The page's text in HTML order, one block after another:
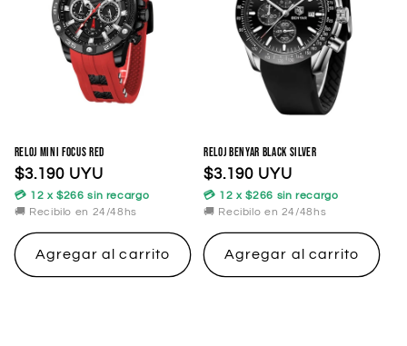
Reloj MINI FOCUS RED
Precio
habitual
$3.190 UYU
💳 12 x $266 sin recargo
🚚 Recibilo en 24/48hs
Agregar al carrito
Reloj Benyar Black Silver
Precio
habitual
$3.190 UYU
💳 12 x $266 sin recargo
🚚 Recibilo en 24/48hs
Agregar al carrito